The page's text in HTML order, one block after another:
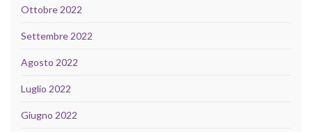
Ottobre 2022
Settembre 2022
Agosto 2022
Luglio 2022
Giugno 2022